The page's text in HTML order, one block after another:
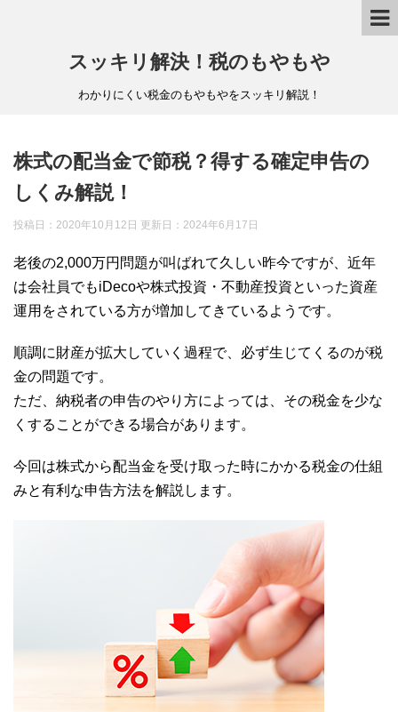
スッキリ解決！税のもやもや
わかりにくい税金のもやもやをスッキリ解説！
株式の配当金で節税？得する確定申告の
しくみ解説！
投稿日：2020年10月12日 更新日： 2024年6月17日
老後の2,000万円問題が叫ばれて久しい昨今ですが、近年
は会社員でもiDecoや株式投資・不動産投資といった資産
運用をされている方が増加してきているようです。
順調に財産が拡大していく過程で、必ず生じてくるのが税
金の問題です。
ただ、納税者の申告のやり方によっては、その税金を少な
くすることができる場合があります。
今回は株式から配当金を受け取った時にかかる税金の仕組
みと有利な申告方法を解説します。